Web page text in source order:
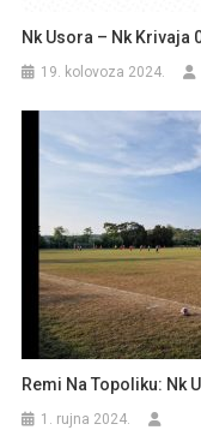
Nk Usora – Nk Krivaja
19. kolovoza 2024.
Remi Na Topoliku: Nk
1. rujna 2024.